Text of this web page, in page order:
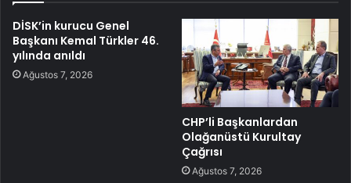
DİSK’in kurucu Genel
Başkanı Kemal Türkler 46.
yılında anıldı
Ağustos 7, 2026
CHP’li Başkanlardan
Olağanüstü Kurultay
Çağrısı
Ağustos 7, 2026